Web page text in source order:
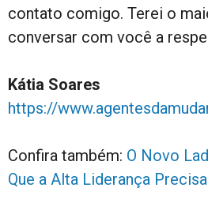
contato comigo. Terei o
conversar com você a
Kátia Soares
https://
Confira também: O Novo
Que a Alta Liderança